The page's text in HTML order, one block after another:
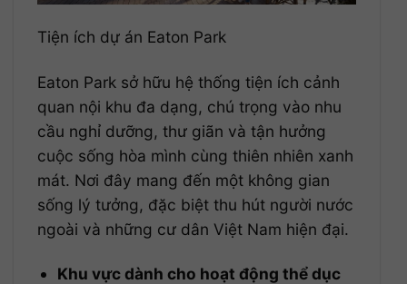
Tiện ích dự án Eaton Park
Eaton Park sở hữu hệ thống tiện ích cảnh
quan nội khu đa dạng, chú trọng vào nhu
cầu nghỉ dưỡng, thư giãn và tận hưởng
cuộc sống hòa mình cùng thiên nhiên xanh
mát. Nơi đây mang đến một không gian
sống lý tưởng, đặc biệt thu hút người nước
ngoài và những cư dân Việt Nam hiện đại.
Khu vực dành cho hoạt động thể dục